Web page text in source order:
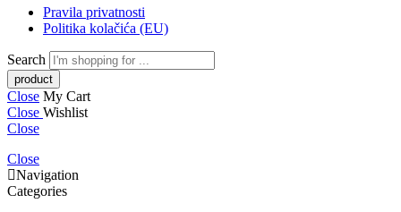
Pravila privatnosti
Politika kolačića (EU)
Search
Close My Cart
Close Wishlist
Close
Close
Navigation
Categories